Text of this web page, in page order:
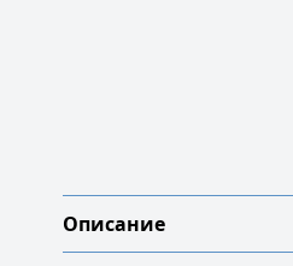
Описание